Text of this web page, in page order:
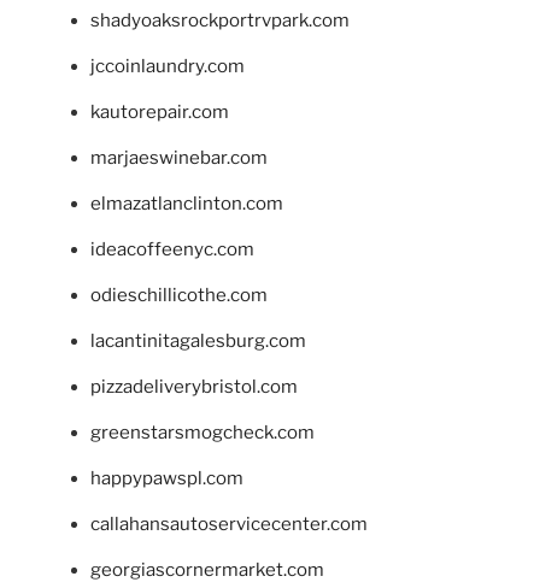
shadyoaksrockportrvpark.com
jccoinlaundry.com
kautorepair.com
marjaeswinebar.com
elmazatlanclinton.com
ideacoffeenyc.com
odieschillicothe.com
lacantinitagalesburg.com
pizzadeliverybristol.com
greenstarsmogcheck.com
happypawspl.com
callahansautoservicecenter.com
georgiascornermarket.com